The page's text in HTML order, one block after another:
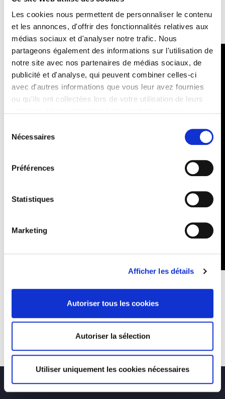
Les cookies nous permettent de personnaliser le contenu
et les annonces, d'offrir des fonctionnalités relatives aux
médias sociaux et d'analyser notre trafic. Nous
partageons également des informations sur l'utilisation de
notre site avec nos partenaires de médias sociaux, de
publicité et d'analyse, qui peuvent combiner celles-ci
avec d'autres informations que vous leur avez fournies
ou qu'ils ont collectées lors de votre utilisation de leurs
Nécessaires
Préférences
Statistiques
Marketing
Afficher les détails
Autoriser tous les cookies
Autoriser la sélection
Utiliser uniquement les cookies nécessaires
publique pour optimiser leurs achats en matière de SI
dédiés à la santé.